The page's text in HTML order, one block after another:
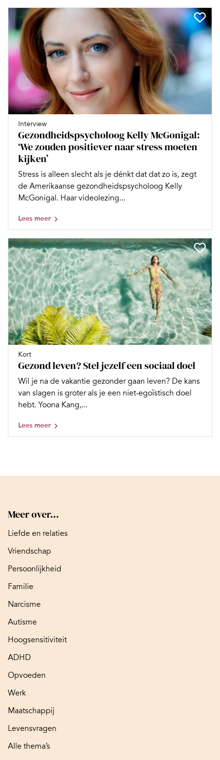
Interview
Gezondheidspsycholoog Kelly McGonigal:
‘We zouden positiever naar stress moeten
kijken’
Stress is alleen slecht als je dénkt dat dat zo is, zegt
de Amerikaanse gezondheidspsycholoog Kelly
McGonigal. Haar videolezing...
Lees meer
Kort
Gezond leven? Stel jezelf een sociaal doel
Wil je na de vakantie gezonder gaan leven? De kans
van slagen is groter als je een niet-egoïstisch doel
hebt. Yoona Kang,...
Lees meer
Meer over...
Liefde en relaties
Vriendschap
Persoonlijkheid
Familie
Narcisme
Autisme
Hoogsensitiviteit
ADHD
Opvoeden
Werk
Maatschappij
Levensvragen
Alle thema’s